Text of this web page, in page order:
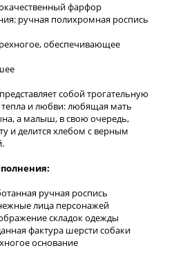
фарфор
ручная полихромная роспись
обеспечивающее
собой трогательную
и любви: любящая мать
а малыш, в свою очередь,
и делится хлебом с верным
ручная роспись
лица персонажей
складок одежды
фактура шерсти собаки
основание